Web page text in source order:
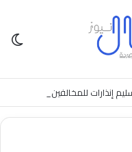
إنذارات للمخالفين